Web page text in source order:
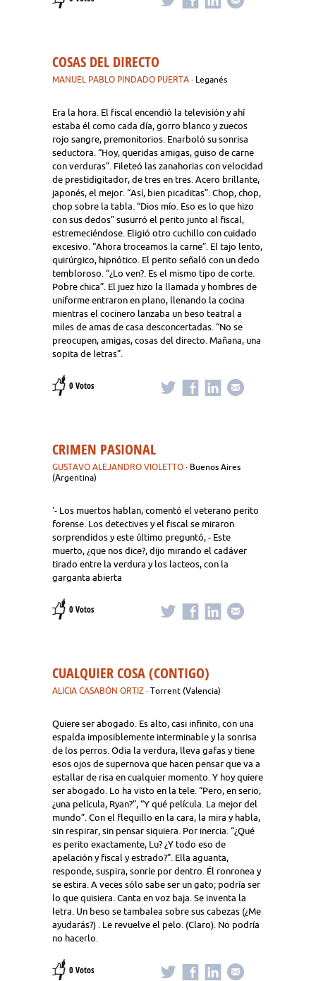
COSAS DEL DIRECTO
MANUEL PABLO PINDADO PUERTA · Leganés
Era la hora. El fiscal encendió la televisión y ahí
estaba él como cada día, gorro blanco y zuecos
rojo sangre, premonitorios. Enarboló su sonrisa
seductora. “Hoy, queridas amigas, guiso de carne
con verduras”. Fileteó las zanahorias con velocidad
de prestidigitador, de tres en tres. Acero brillante,
japonés, el mejor. “Así, bien picaditas”. Chop, chop,
chop sobre la tabla. “Dios mío. Eso es lo que hizo
con sus dedos” susurró el perito junto al fiscal,
estremeciéndose. Eligió otro cuchillo con cuidado
excesivo. “Ahora troceamos la carne”. El tajo lento,
quirúrgico, hipnótico. El perito señaló con un dedo
tembloroso. “¿Lo ven?. Es el mismo tipo de corte.
Pobre chica”. El juez hizo la llamada y hombres de
uniforme entraron en plano, llenando la cocina
mientras el cocinero lanzaba un beso teatral a
miles de amas de casa desconcertadas. “No se
preocupen, amigas, cosas del directo. Mañana, una
sopita de letras”.
0 Votos
CRIMEN PASIONAL
GUSTAVO ALEJANDRO VIOLETTO · Buenos Aires
(Argentina)
'- Los muertos hablan, comentó el veterano perito
forense. Los detectives y el fiscal se miraron
sorprendidos y este último preguntó, - Este
muerto, ¿que nos dice?, dijo mirando el cadáver
tirado entre la verdura y los lacteos, con la
garganta abierta
0 Votos
CUALQUIER COSA (CONTIGO)
ALICIA CASABÓN ORTIZ · Torrent (Valencia)
Quiere ser abogado. Es alto, casi infinito, con una
espalda imposiblemente interminable y la sonrisa
de los perros. Odia la verdura, lleva gafas y tiene
esos ojos de supernova que hacen pensar que va a
estallar de risa en cualquier momento. Y hoy quiere
ser abogado. Lo ha visto en la tele. “Pero, en serio,
¿una película, Ryan?”, “Y qué película. La mejor del
mundo”. Con el flequillo en la cara, la mira y habla,
sin respirar, sin pensar siquiera. Por inercia. “¿Qué
es perito exactamente, Lu? ¿Y todo eso de
apelación y fiscal y estrado?”. Ella aguanta,
responde, suspira, sonríe por dentro. Él ronronea y
se estira. A veces sólo sabe ser un gato; podría ser
lo que quisiera. Canta en voz baja. Se inventa la
letra. Un beso se tambalea sobre sus cabezas (¿Me
ayudarás?) . Le revuelve el pelo. (Claro). No podría
no hacerlo.
0 Votos